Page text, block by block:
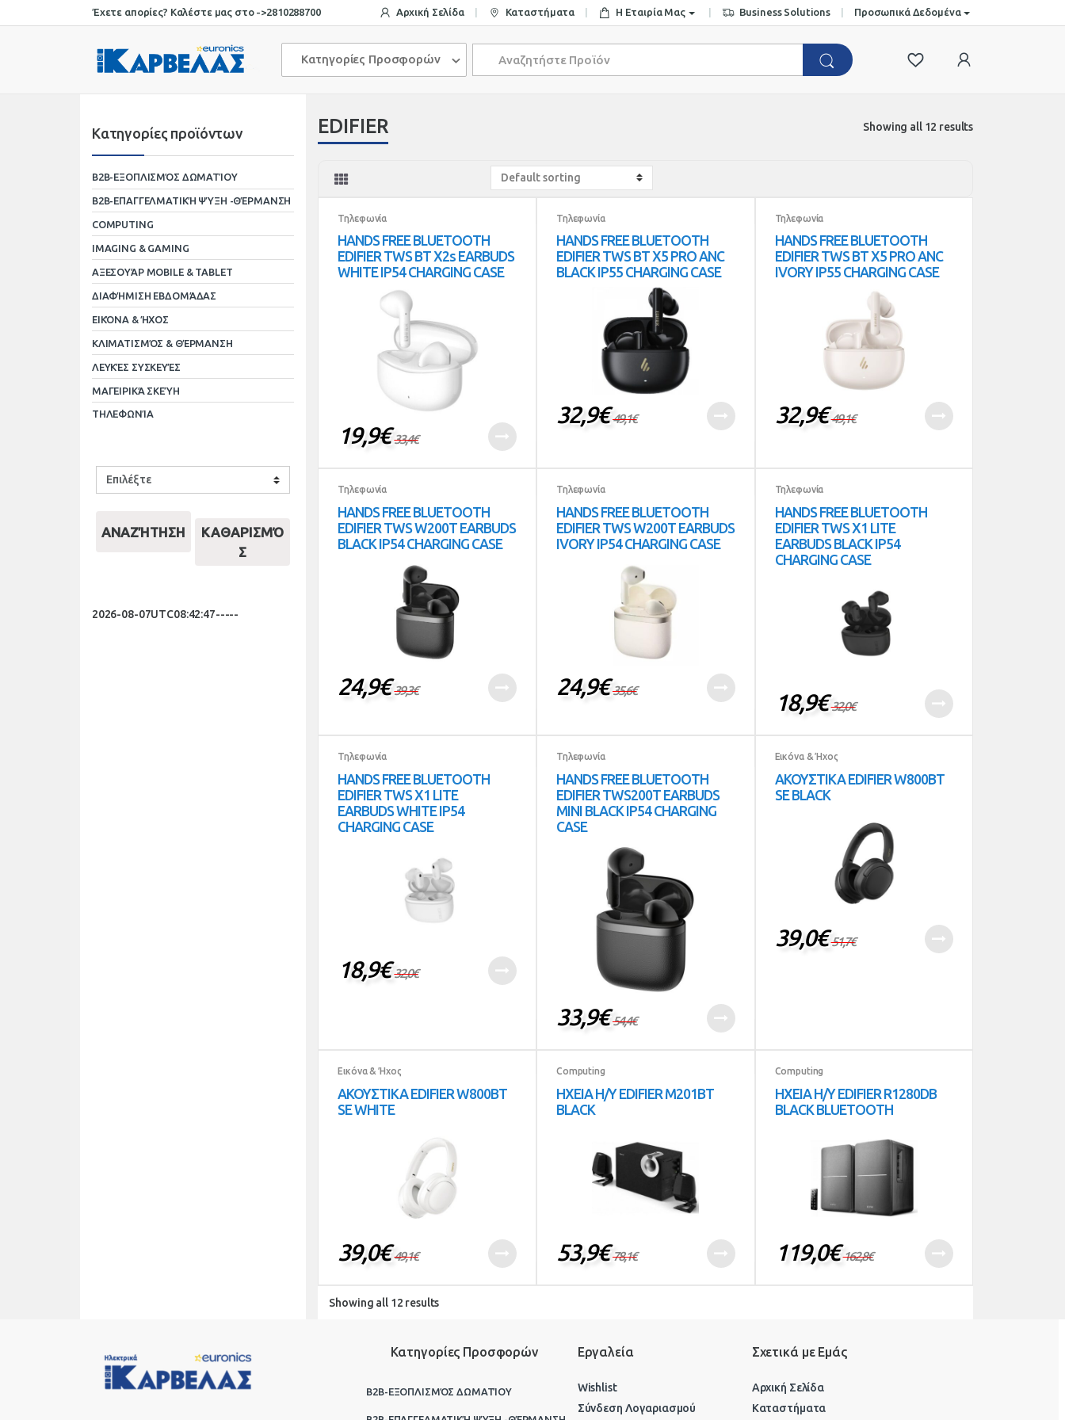
to
to
Έχετε απορίες? Καλέστε μας στο ->2810288700 Αρχική Σελίδα Καταστήματα Η Εταιρία Μας Business Solutions Προσωπικά Δεδομένα
Κατηγορίες Προσφορών
EDIFIER Showing all 12 results
Τηλεφωνία
HANDS FREE BLUETOOTH
EDIFIER TWS BT X2s EARBUDS
WHITE IP54 CHARGING CASE
19,9€ 33,4€
Τηλεφωνία
HANDS FREE BLUETOOTH
EDIFIER TWS BT X5 PRO ANC
BLACK IP55 CHARGING CASE
32,9€ 49,1€
Τηλεφωνία
HANDS FREE BLUETOOTH
EDIFIER TWS BT X5 PRO ANC
IVORY IP55 CHARGING CASE
32,9€ 49,1€
Τηλεφωνία
HANDS FREE BLUETOOTH
EDIFIER TWS W200T EARBUDS
BLACK IP54 CHARGING CASE
24,9€ 39,3€
Τηλεφωνία
HANDS FREE BLUETOOTH
EDIFIER TWS W200T EARBUDS
IVORY IP54 CHARGING CASE
24,9€ 35,6€
Τηλεφωνία
HANDS FREE BLUETOOTH
EDIFIER TWS X1 LITE
EARBUDS BLACK IP54
CHARGING CASE
18,9€ 32,0€
Τηλεφωνία
HANDS FREE BLUETOOTH
EDIFIER TWS X1 LITE
EARBUDS WHITE IP54
CHARGING CASE
18,9€ 32,0€
Τηλεφωνία
HANDS FREE BLUETOOTH
EDIFIER TWS200T EARBUDS
MINI BLACK IP54 CHARGING
CASE
33,9€ 54,4€
Εικόνα & Ήχος
ΑΚΟΥΣΤΙΚΑ EDIFIER W800BT
SE BLACK
39,0€ 51,7€
Εικόνα & Ήχος
ΑΚΟΥΣΤΙΚΑ EDIFIER W800BT
SE WHITE
39,0€ 49,1€
Computing
ΗΧΕΙΑ Η/Υ EDIFIER M201BT
BLACK
53,9€ 78,1€
Computing
ΗΧΕΙΑ Η/Υ EDIFIER R1280DB
BLACK BLUETOOTH
119,0€ 162,8€
Showing all 12 results
Κατηγορίες προϊόντων
B2B-ΕΞΟΠΛΙΣΜΌΣ ΔΩΜΑΤΊΟΥ
B2B-ΕΠΑΓΓΕΛΜΑΤΙΚΉ ΨΎΞΗ -ΘΈΡΜΑΝΣΗ
COMPUTING
IMAGING & GAMING
ΑΞΕΣΟΥΆΡ MOBILE & TABLET
ΔΙΑΦΉΜΙΣΗ ΕΒΔΟΜΆΔΑΣ
ΕΙΚΌΝΑ & ΉΧΟΣ
ΚΛΙΜΑΤΙΣΜΌΣ & ΘΈΡΜΑΝΣΗ
ΛΕΥΚΈΣ ΣΥΣΚΕΥΈΣ
ΜΑΓΕΙΡΙΚΆ ΣΚΕΎΗ
ΤΗΛΕΦΩΝΊΑ
ΑΝΑΖΉΤΗΣΗ
ΚΑΘΑΡΙΣΜΌ
Σ
2026-08-07UTC08:42:47-----
Κατηγορίες Προσφορών
B2B-ΕΞΟΠΛΙΣΜΌΣ ΔΩΜΑΤΊΟΥ
Εργαλεία
Wishlist
Σύνδεση Λογαριασμού
Σχετικά με Εμάς
Αρχική Σελίδα
Καταστήματα